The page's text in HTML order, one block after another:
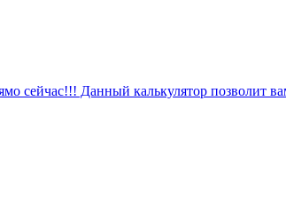
сейчас!!! Данный калькулятор